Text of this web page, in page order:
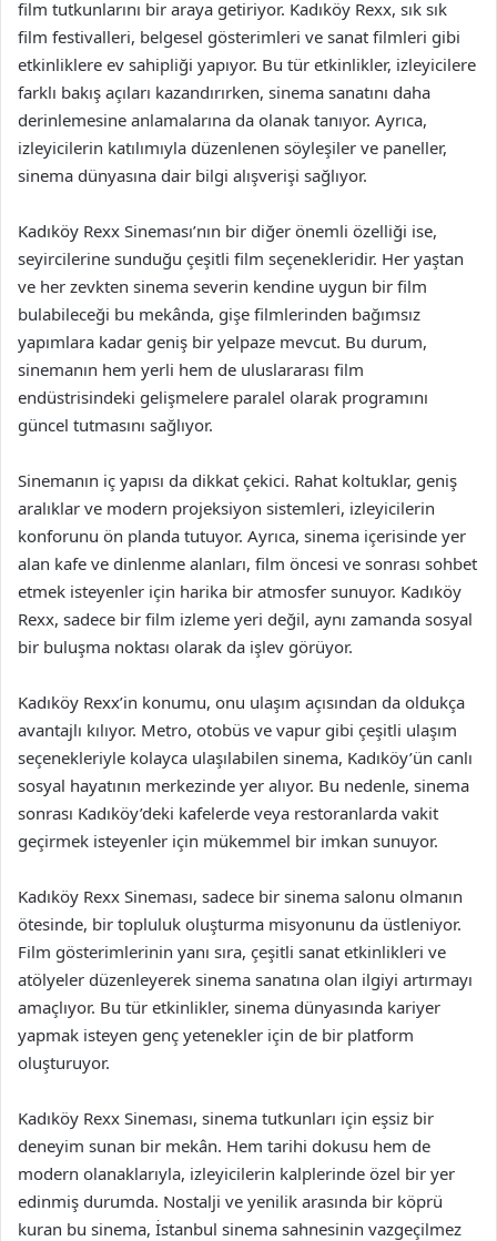
film tutkunlarını bir araya getiriyor. Kadıköy Rexx, sık sık
film festivalleri, belgesel gösterimleri ve sanat filmleri gibi
etkinliklere ev sahipliği yapıyor. Bu tür etkinlikler, izleyicilere
farklı bakış açıları kazandırırken, sinema sanatını daha
derinlemesine anlamalarına da olanak tanıyor. Ayrıca,
izleyicilerin katılımıyla düzenlenen söyleşiler ve paneller,
sinema dünyasına dair bilgi alışverişi sağlıyor.
Kadıköy Rexx Sineması’nın bir diğer önemli özelliği ise,
seyircilerine sunduğu çeşitli film seçenekleridir. Her yaştan
ve her zevkten sinema severin kendine uygun bir film
bulabileceği bu mekânda, gişe filmlerinden bağımsız
yapımlara kadar geniş bir yelpaze mevcut. Bu durum,
sinemanın hem yerli hem de uluslararası film
endüstrisindeki gelişmelere paralel olarak programını
güncel tutmasını sağlıyor.
Sinemanın iç yapısı da dikkat çekici. Rahat koltuklar, geniş
aralıklar ve modern projeksiyon sistemleri, izleyicilerin
konforunu ön planda tutuyor. Ayrıca, sinema içerisinde yer
alan kafe ve dinlenme alanları, film öncesi ve sonrası sohbet
etmek isteyenler için harika bir atmosfer sunuyor. Kadıköy
Rexx, sadece bir film izleme yeri değil, aynı zamanda sosyal
bir buluşma noktası olarak da işlev görüyor.
Kadıköy Rexx’in konumu, onu ulaşım açısından da oldukça
avantajlı kılıyor. Metro, otobüs ve vapur gibi çeşitli ulaşım
seçenekleriyle kolayca ulaşılabilen sinema, Kadıköy’ün canlı
sosyal hayatının merkezinde yer alıyor. Bu nedenle, sinema
sonrası Kadıköy’deki kafelerde veya restoranlarda vakit
geçirmek isteyenler için mükemmel bir imkan sunuyor.
Kadıköy Rexx Sineması, sadece bir sinema salonu olmanın
ötesinde, bir topluluk oluşturma misyonunu da üstleniyor.
Film gösterimlerinin yanı sıra, çeşitli sanat etkinlikleri ve
atölyeler düzenleyerek sinema sanatına olan ilgiyi artırmayı
amaçlıyor. Bu tür etkinlikler, sinema dünyasında kariyer
yapmak isteyen genç yetenekler için de bir platform
oluşturuyor.
Kadıköy Rexx Sineması, sinema tutkunları için eşsiz bir
deneyim sunan bir mekân. Hem tarihi dokusu hem de
modern olanaklarıyla, izleyicilerin kalplerinde özel bir yer
edinmiş durumda. Nostalji ve yenilik arasında bir köprü
kuran bu sinema, İstanbul sinema sahnesinin vazgeçilmez